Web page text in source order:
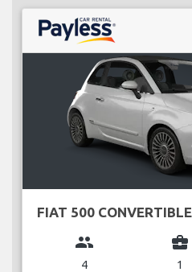
FIAT 500 CONVERTIBLE
group
4
business_center
1